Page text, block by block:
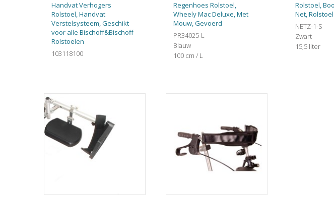
Handvat Verhogers
Rolstoel, Handvat
Verstelsysteem, Geschikt
voor alle Bischoff&Bischoff
Rolstoelen
103118100
Regenhoes Rolstoel,
Wheely Mac Deluxe, Met
Mouw, Gevoerd
PR34025-L
Blauw
100 cm / L
Rolstoel,
Net,
NETZ-1-S
Zwart
15,5 liter